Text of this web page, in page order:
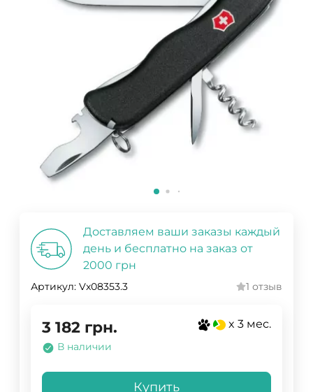
Доставляем ваши заказы каждый
день и бесплатно на заказ от
2000 грн
Артикул: Vx08353.3 1 отзыв
3 182 грн. x 3 мес.
В наличии
Купить